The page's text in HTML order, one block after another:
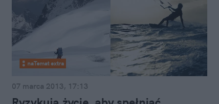
naTemat extra
07 marca 2013, 17:13